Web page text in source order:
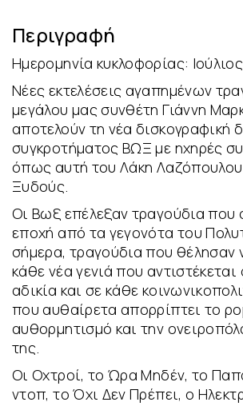
Περιγραφή
Ημερομηνία κυκλοφορίας:
Νέες εκτελέσεις αγαπημένων
μεγάλου μας συνθέτη Γιάννη
αποτελούν τη νέα δισκογραφική
συγκροτήματος ΒΩΞ με ηχηρές
όπως αυτή του Λάκη
Ξυδούς.
Οι Βωξ επέλεξαν τραγούδια που
εποχή από τα γεγονότα του
σήμερα, τραγούδια που θέλησαν
κάθε νέα γενιά που αντιστέκεται
αδικία και σε κάθε
που αυθαίρετα απορρίπτει το
αυθορμητισμό και την
της.
Οι Οχτροί, το Ώρα Μηδέν, το
ντοπ, το Όχι Δεν Πρέπει, ο